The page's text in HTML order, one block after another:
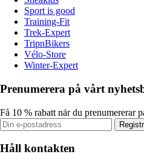
Sport is good
Training-Fit
Trek-Expert
TripnBikers
Vélo-Store
Winter-Expert
Prenumerera på vårt
Få 10 % rabatt när du prenumererar
Håll kontakten